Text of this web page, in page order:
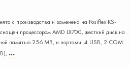
с производства и заменена на Posiflex KS-
процессором AMD LX700, жесткий диск на
памятью 256 MB, и портами: 4 USB, 2 COM